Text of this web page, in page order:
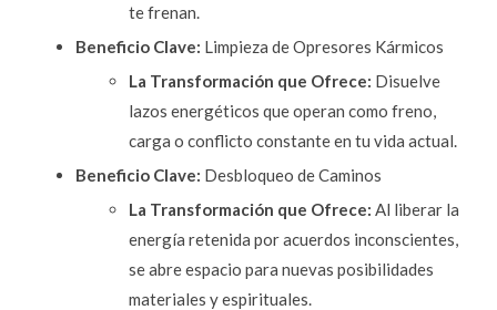
te frenan.
Beneficio Clave: Limpieza de Opresores Kármicos
La Transformación que Ofrece: Disuelve
lazos energéticos que operan como freno,
carga o conflicto constante en tu vida actual.
Beneficio Clave: Desbloqueo de Caminos
La Transformación que Ofrece: Al liberar la
energía retenida por acuerdos inconscientes,
se abre espacio para nuevas posibilidades
materiales y espirituales.